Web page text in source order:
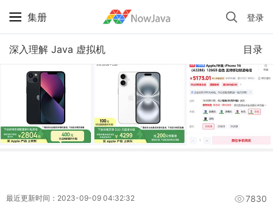
集册 登录
目录
深入理解 Java 虚拟机
iPhone 京东自营 + 国补 / 历史最低价
最近更新时间：2023-09-09 04:32:32 7830